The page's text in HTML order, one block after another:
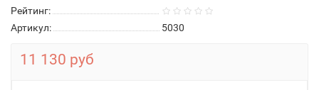
Рейтинг:
Артикул:
5030
11 130 руб